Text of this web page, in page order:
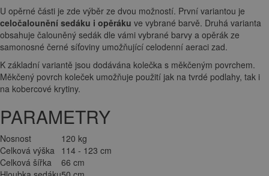
U opěrné části je zde výběr ze dvou možností. První variantou je
celočalounění sedáku i opěráku ve vybrané barvě. Druhá varianta
obsahuje čalouněný sedák dle vámi vybrané barvy a opěrák ze
samonosné černé síťoviny umožňující celodenní aeraci zad.
K základní variantě jsou dodávána kolečka s měkčeným povrchem.
Měkčený povrch koleček umožňuje použití jak na tvrdé podlahy, tak i
na kobercové krytiny.
PARAMETRY
Nosnost
120 kg
Celková výška 114 - 123 cm
Celková šířka
66 cm